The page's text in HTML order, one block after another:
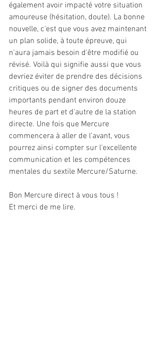
également avoir impacté votre situation
amoureuse (hésitation, doute). La bonne
nouvelle, c'est que vous avez maintenant
un plan solide, à toute épreuve, qui
n'aura jamais besoin d'être modifié ou
révisé. Voilà qui signifie aussi que vous
devriez éviter de prendre des décisions
critiques ou de signer des documents
importants pendant environ douze
heures de part et d'autre de la station
directe. Une fois que Mercure
commencera à aller de l'avant, vous
pourrez ainsi compter sur l'excellente
communication et les compétences
mentales du sextile Mercure/Saturne.
Bon Mercure direct à vous tous !
Et merci de me lire.